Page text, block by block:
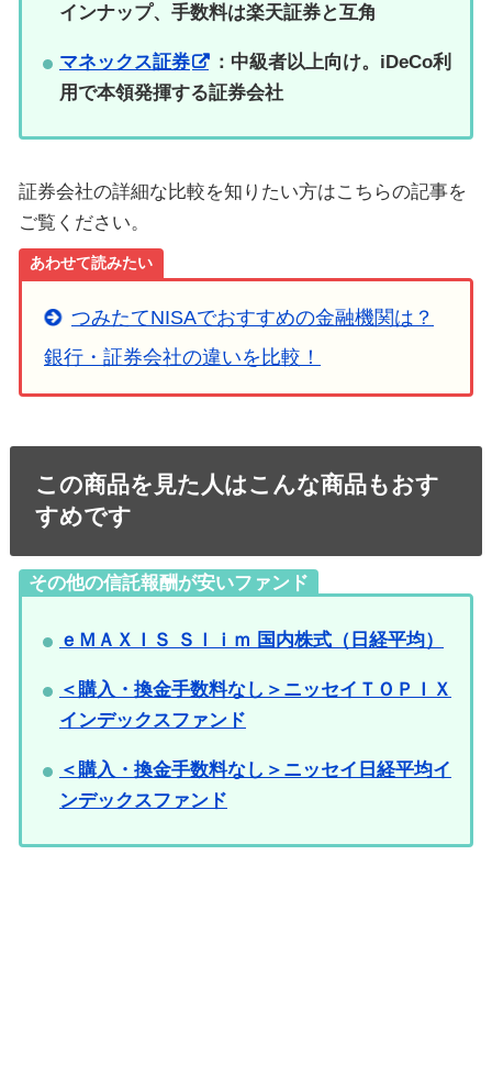
インナップ、手数料は楽天証券と互角
マネックス証券
：中級者以上向け。iDeCo利
用で本領発揮する証券会社
証券会社の詳細な比較を知りたい方はこちらの記事を
ご覧ください。
あわせて読みたい
つみたてNISAでおすすめの金融機関は？
銀行・証券会社の違いを比較！
この商品を見た人はこんな商品もおす
すめです
その他の信託報酬が安いファンド
ｅＭＡＸＩＳ Ｓｌｉｍ 国内株式（日経平均）
＜購入・換金手数料なし＞ニッセイＴＯＰＩＸ
インデックスファンド
＜購入・換金手数料なし＞ニッセイ日経平均イ
ンデックスファンド